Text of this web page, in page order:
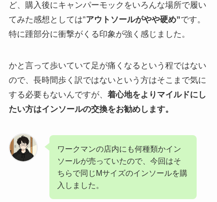
ど、購入後にキャンパーモックをいろんな場所で履い
てみた感想としては”アウトソールがやや硬め”です。
特に踵部分に衝撃がくる印象が強く感じました。
かと言って歩いていて足が痛くなるという程ではない
ので、長時間歩く訳ではないという方はそこまで気に
する必要もないんですが、 着心地をよりマイルドにし
たい方はインソールの交換をお勧めします。
ワークマンの店内にも何種類かイン
ソールが売っていたので、今回はそ
ちらで同じMサイズのインソールを購
入しました。